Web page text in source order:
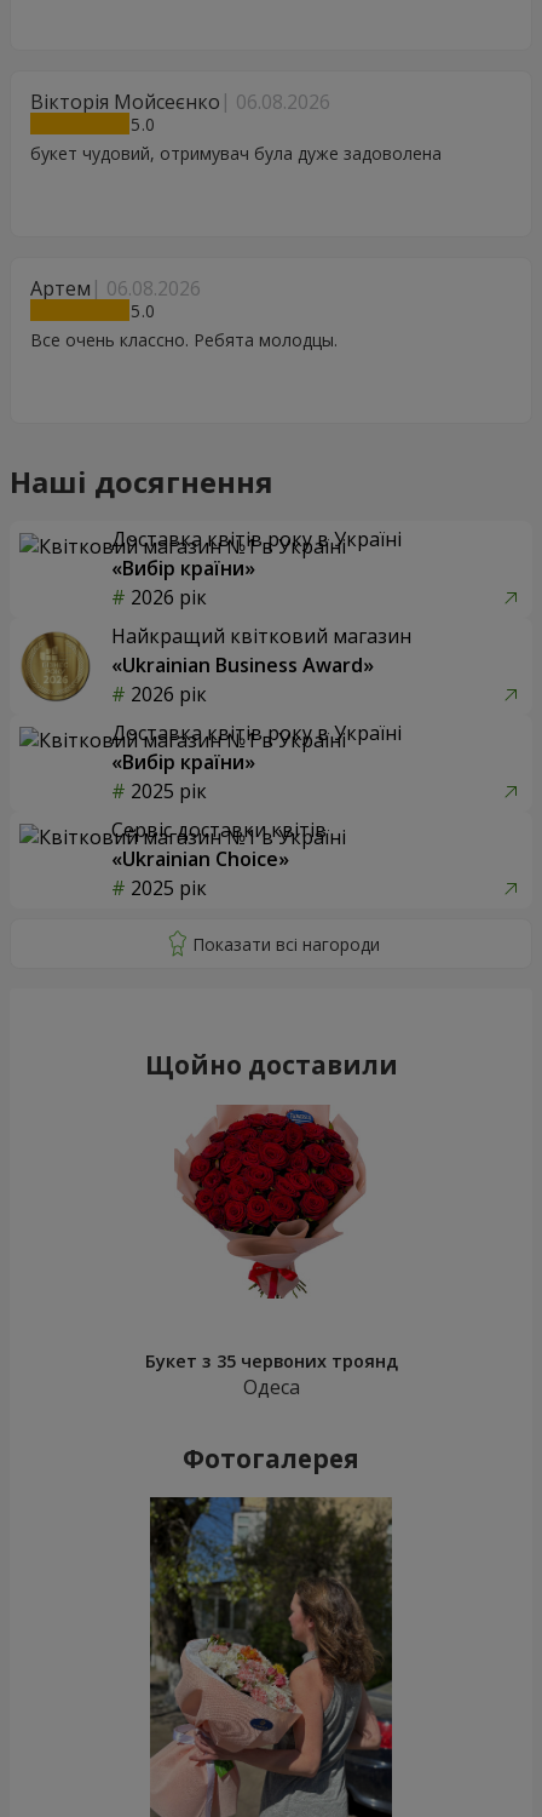
Вікторія Мойсеєнко 06.08.2026
5
букет чудовий, отримувач була дуже задоволена
Артем 06.08.2026
5
Все очень классно. Ребята молодцы.
Наші досягнення
Доставка квітів року в Україні
«Вибір країни»
2026 рік
Найкращий квітковий магазин
«Ukrainian Business Award»
2026 рік
Доставка квітів року в Україні
«Вибір країни»
2025 рік
Сервіс доставки квітів
«Ukrainian Choice»
2025 рік
Щойно доставили
Букет з 35 червоних троянд
Одеса
Фотогалерея